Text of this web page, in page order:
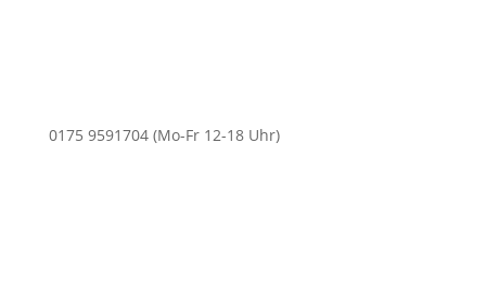
0175 9591704 (Mo-Fr 12-18 Uhr)